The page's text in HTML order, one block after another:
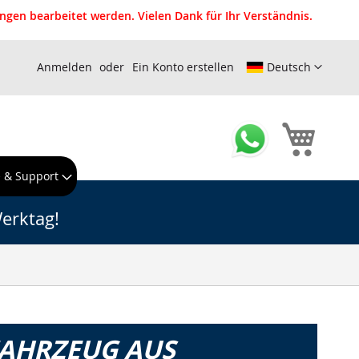
bearbeitet werden. Vielen Dank für Ihr Verständnis.
Deutsch
Anmelden Ein Konto erstellen
& Support
AUS